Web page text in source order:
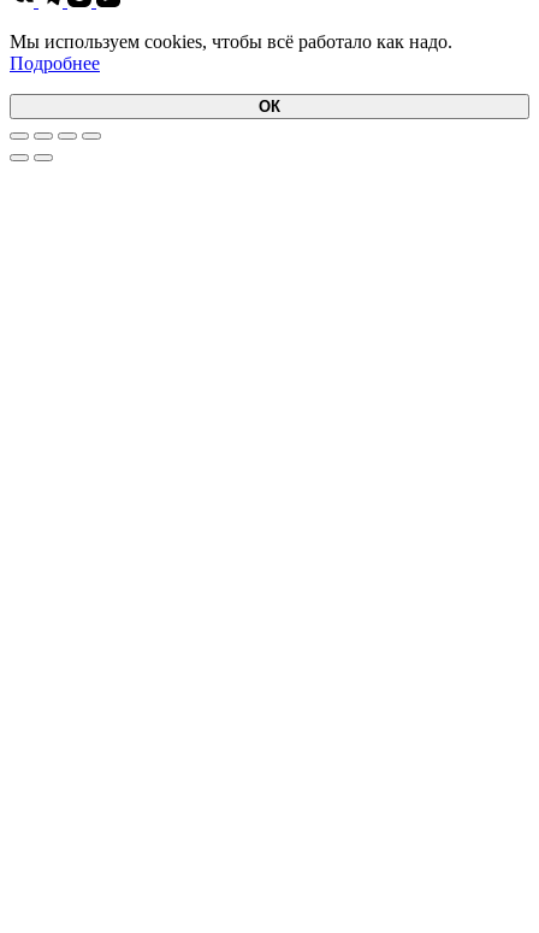
Мы используем cookies, чтобы всё работало как надо.
Подробнее
ОК